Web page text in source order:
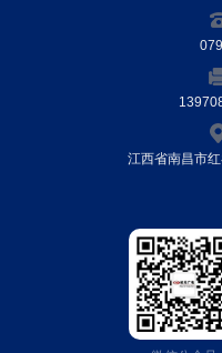
江西省南昌市